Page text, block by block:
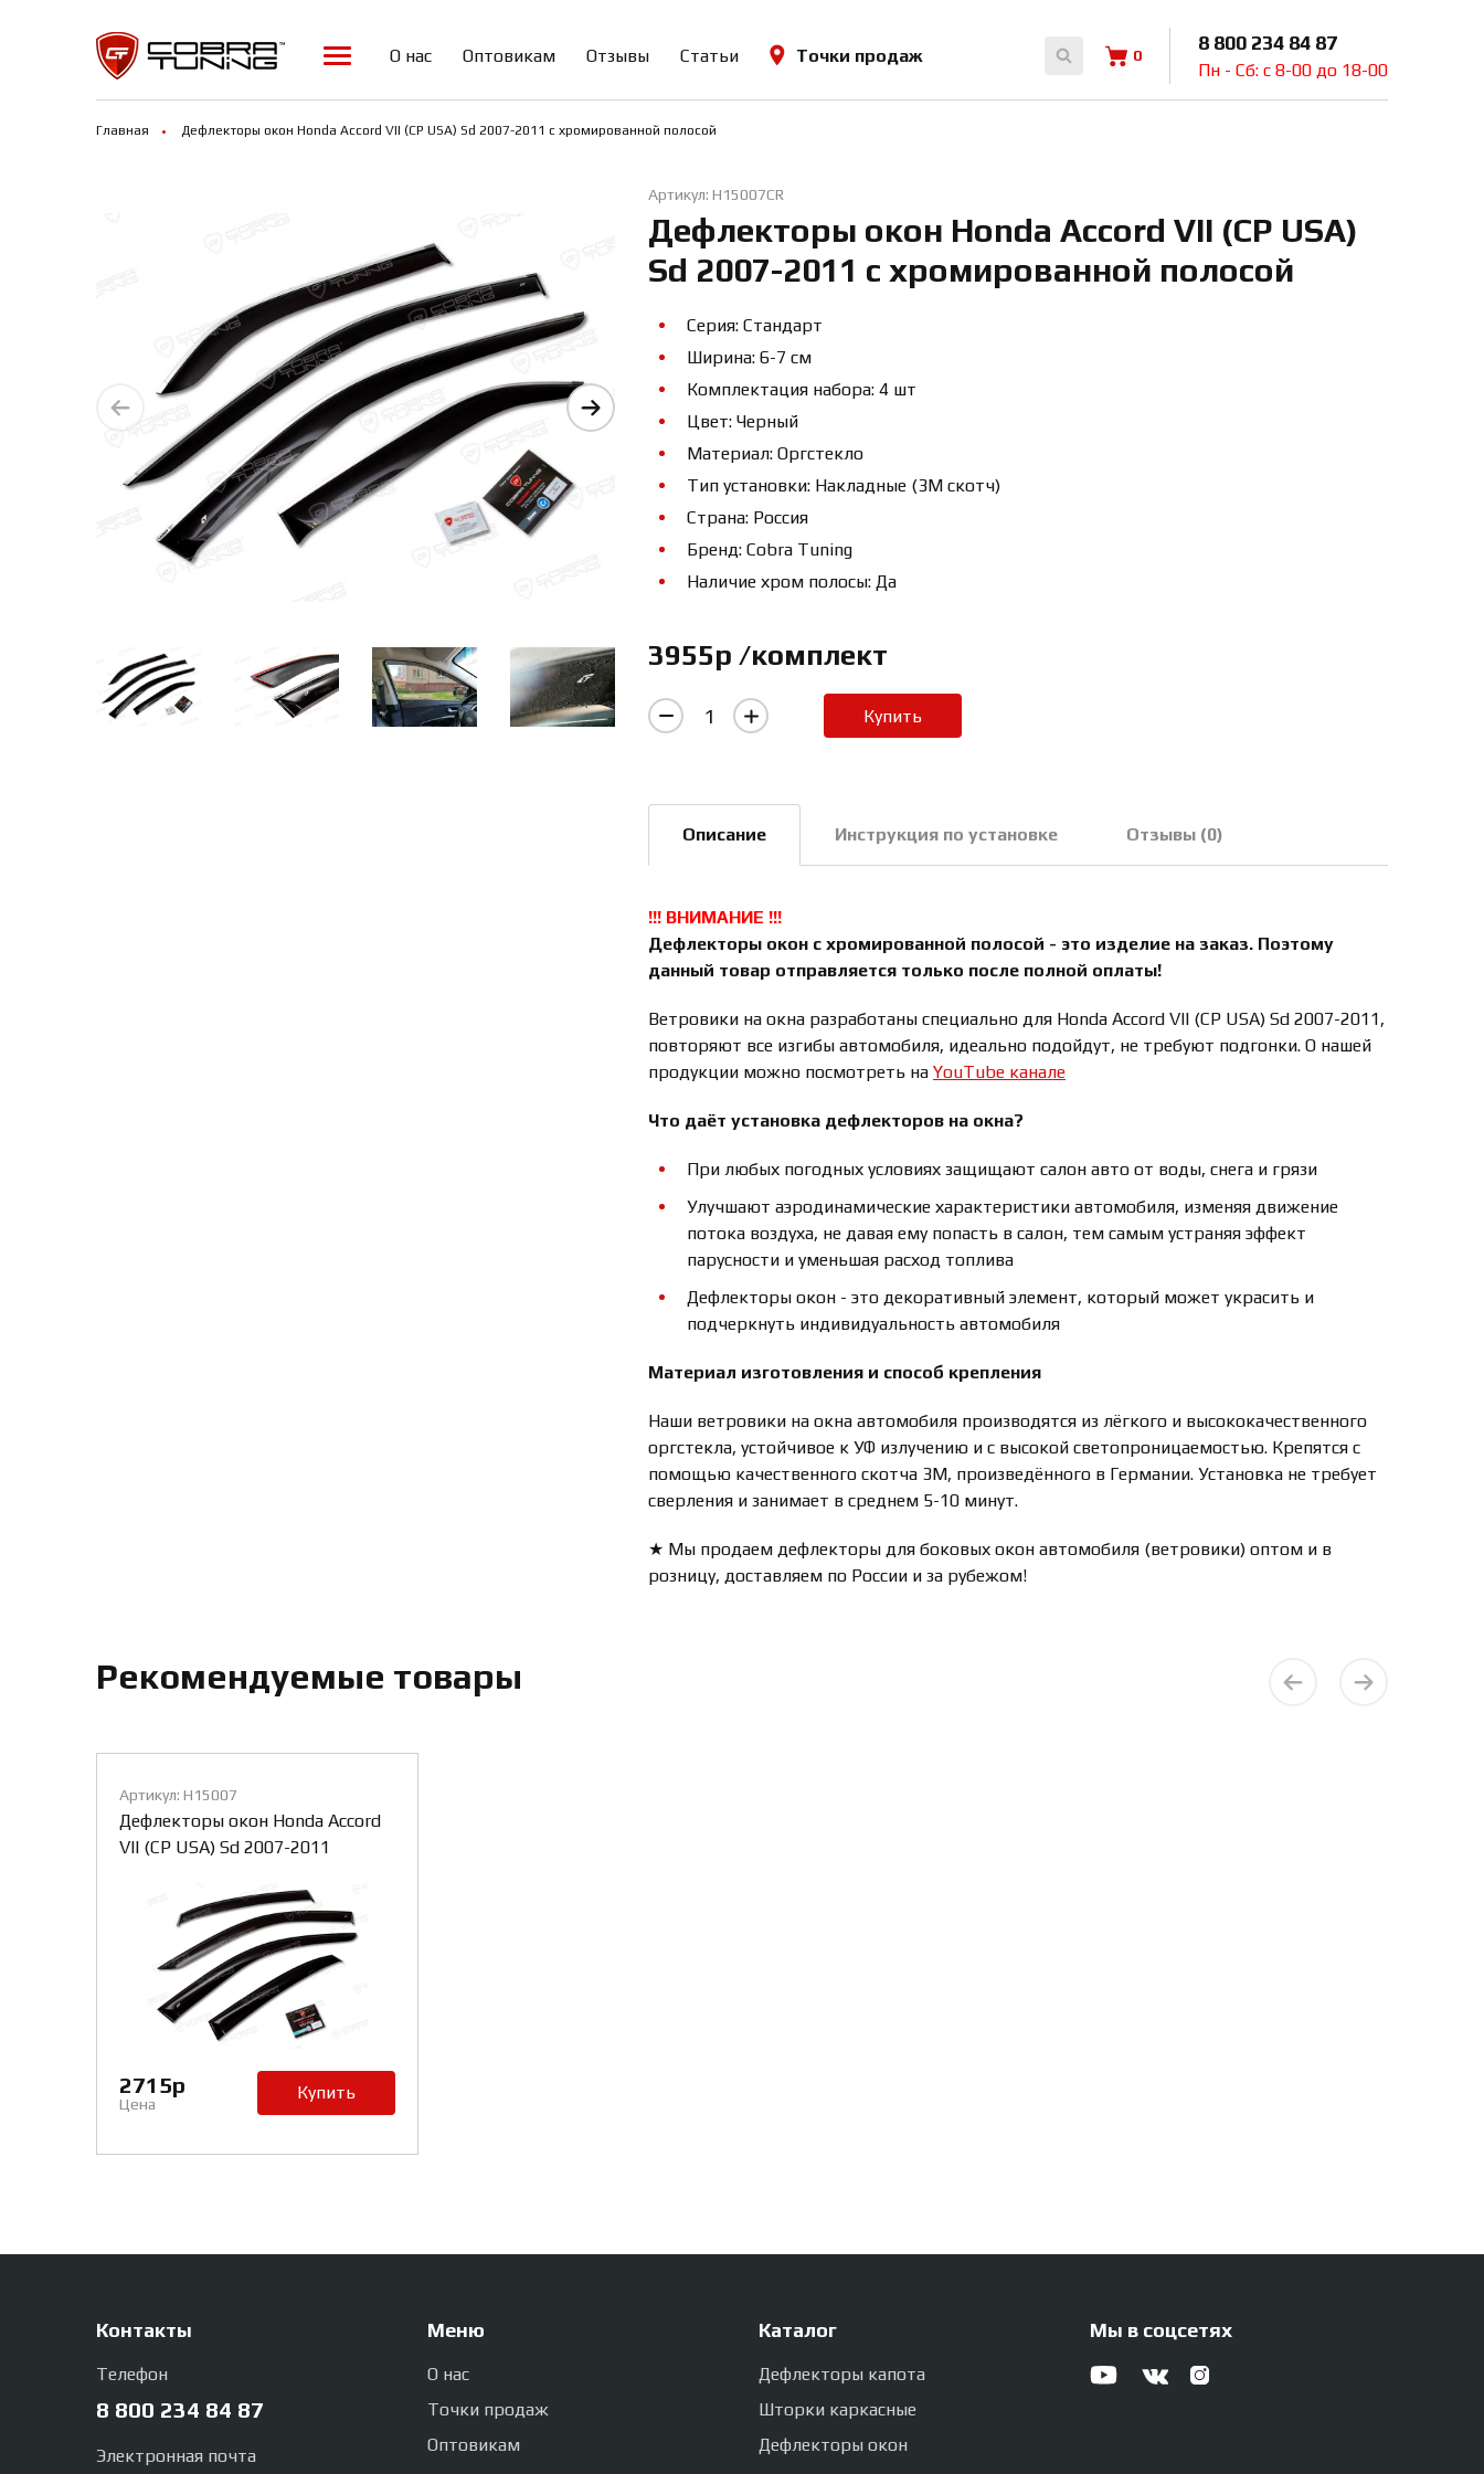
О нас Оптовикам Отзывы Статьи Точки продаж 0
8 800 234 84 87
Пн - Сб: с 8-00 до 18-00
Главная Дефлекторы окон Honda Accord VII (CP USA) Sd 2007-2011 с хромированной полосой
Артикул: H15007CR
Дефлекторы окон Honda Accord VII (CP USA)
Sd 2007-2011 с хромированной полосой
Серия: Стандарт
Ширина: 6-7 см
Комплектация набора: 4 шт
Цвет: Черный
Материал: Оргстекло
Тип установки: Накладные (3М скотч)
Страна: Россия
Бренд: Cobra Tuning
Наличие хром полосы: Да
3955р /комплект
Купить
Описание Инструкция по установке Отзывы (0)
!!! ВНИМАНИЕ !!!
Дефлекторы окон с хромированной полосой - это изделие на заказ. Поэтому
данный товар отправляется только после полной оплаты!
Ветровики на окна разработаны специально для Honda Accord VII (CP USA) Sd 2007-2011,
повторяют все изгибы автомобиля, идеально подойдут, не требуют подгонки. О нашей
продукции можно посмотреть на YouTube канале
Что даёт установка дефлекторов на окна?
При любых погодных условиях защищают салон авто от воды, снега и грязи
Улучшают аэродинамические характеристики автомобиля, изменяя движение
потока воздуха, не давая ему попасть в салон, тем самым устраняя эффект
парусности и уменьшая расход топлива
Дефлекторы окон - это декоративный элемент, который может украсить и
подчеркнуть индивидуальность автомобиля
Материал изготовления и способ крепления
Наши ветровики на окна автомобиля производятся из лёгкого и высококачественного
оргстекла, устойчивое к УФ излучению и с высокой светопроницаемостью. Крепятся с
помощью качественного скотча 3М, произведённого в Германии. Установка не требует
сверления и занимает в среднем 5-10 минут.
★ Мы продаем дефлекторы для боковых окон автомобиля (ветровики) оптом и в
розницу, доставляем по России и за рубежом!
Рекомендуемые товары
Артикул: H15007
Дефлекторы окон Honda Accord
VII (CP USA) Sd 2007-2011
2715р
Цена
Купить
Контакты
Телефон
8 800 234 84 87
Электронная почта
Мы в соцсетях
Меню
О нас
Точки продаж
Оптовикам
Каталог
Дефлекторы капота
Шторки каркасные
Дефлекторы окон